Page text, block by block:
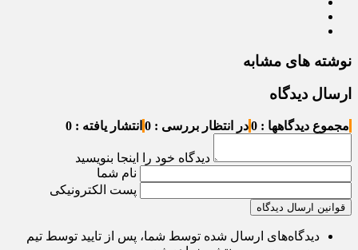
نوشته های مشابه
ارسال دیدگاه
مجموع دیدگاهها : 0 در انتظار بررسی : 0 انتشار یافته : 0
دیدگاه خود را اینجا بنویسید
نام شما
پست الکترونیکی
قوانین ارسال دیدگاه
دیدگاه‌های ارسال شده توسط شما، پس از تایید توسط تیم